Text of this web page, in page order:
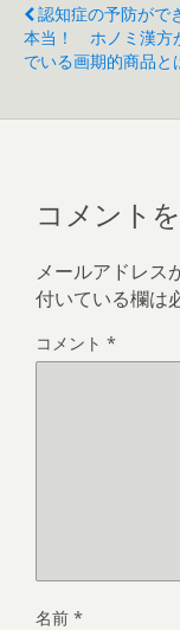
認知症の予防がで
本当！ ホノミ漢方
でいる画期的商品と
コメント
メールアドレス
付いている欄は
コメント *
名前 *